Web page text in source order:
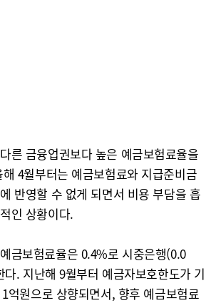
른 금융업권보다 높은 예금보험료율을
4월부터는 예금보험료와 지급준비금
반영할 수 없게 되면서 비용 부담을 흡
인 상황이다.
금보험료율은 0.4%로 시중은행(0.0
. 지난해 9월부터 예금자보호한도가 기
억원으로 상향되면서, 향후 예금보험료